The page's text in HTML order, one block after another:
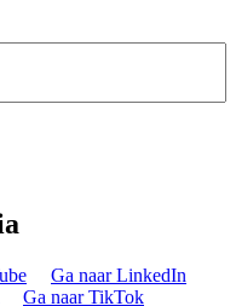
Ga naar LinkedIn
Ga naar TikTok